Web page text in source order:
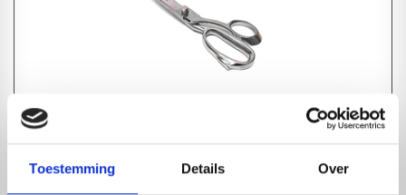
Toestemming Details Over
1-4 dagen levertijd